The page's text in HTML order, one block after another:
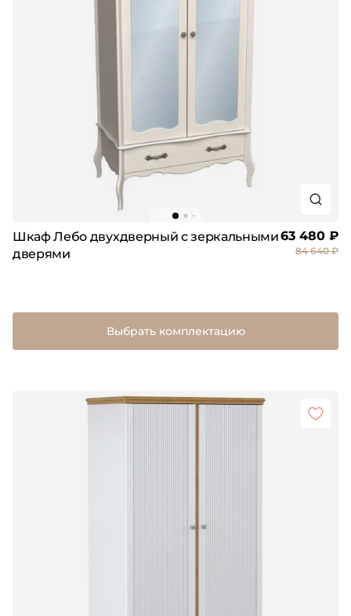
Шкаф Лебо двухдверный с зеркальными
дверями
63 480 ₽
84 640 ₽
Выбрать комплектацию